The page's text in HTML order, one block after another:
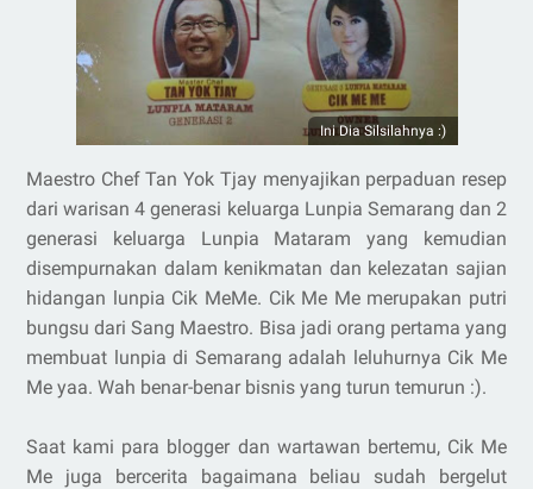
Ini Dia Silsilahnya :)
Maestro Chef Tan Yok Tjay menyajikan perpaduan resep
dari warisan 4 generasi keluarga Lunpia Semarang dan 2
generasi keluarga Lunpia Mataram yang kemudian
disempurnakan dalam kenikmatan dan kelezatan sajian
hidangan lunpia Cik MeMe. Cik Me Me merupakan putri
bungsu dari Sang Maestro. Bisa jadi orang pertama yang
membuat lunpia di Semarang adalah leluhurnya Cik Me
Me yaa. Wah benar-benar bisnis yang turun temurun :).
Saat kami para blogger dan wartawan bertemu, Cik Me
Me juga bercerita bagaimana beliau sudah bergelut